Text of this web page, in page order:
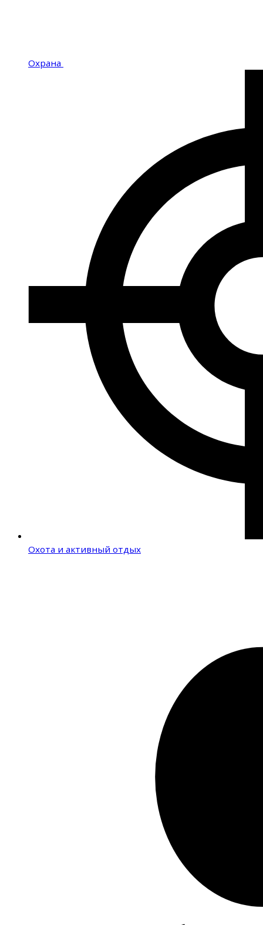
Охрана
Охота и активный отдых